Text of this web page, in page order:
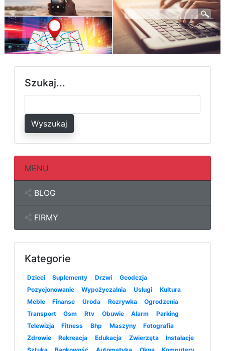
Szukaj...
Wyszukaj
MENU
BLOG
FIRMY
Kategorie
Dzieci Suplementy Drzwi
Geodezja
Pozycjonowanie
Wypożyczalnia Usługi
Kultura
Meble
Finanse Uroda Rozrywka
Ogrodzenia
Transport
Gsm Rtv Obuwie Alarm
Parking
Telewizja
Fitness Bhp Maszyny
Fotografia
Zdrowie
Rekreacja Edukacja Zwierzęta
Instalacje